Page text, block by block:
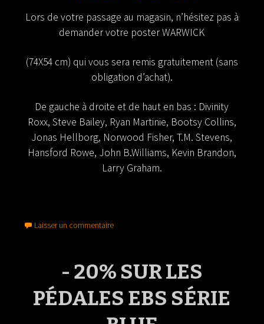
Lors de votre passage au magasin, n’hésitez pas à
demander votre poster WARWICK
(74X54 cm) qui vous sera remis gratuitement (sans
obligation d’achat).
De gauche à droite et de haut en bas : Divinity
Roxx, Steve Bailey, Ryan Martinie, Bootsy Collins,
Jonas Hellborg, Norwood Fisher, T.M. Stevens,
Hansford Rowe, John B.Williams, Kevin Brandon,
Larry Graham.
Laisser un commentaire
- 20% SUR LES
PÉDALES EBS SÉRIE